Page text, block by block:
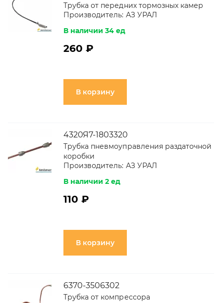
Трубка от передних тормозных камер
Производитель: АЗ УРАЛ
В наличии 34 ед
260 ₽
В корзину
4320Я7-1803320
Трубка пневмоуправления раздаточной
коробки
Производитель: АЗ УРАЛ
В наличии 2 ед
110 ₽
В корзину
6370-3506302
Трубка от компрессора